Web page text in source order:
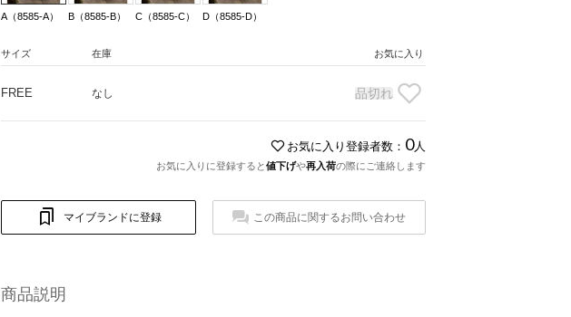
A（8585-A） B（8585-B） C（8585-C） D（8585-D）
サイズ 在庫 お気に入り
FREE なし 品切れ
お気に入り登録者数： 0人
お気に入りに登録すると値下げや再入荷の際にご連絡します
マイブランドに登録 この商品に関するお問い合わせ
商品説明